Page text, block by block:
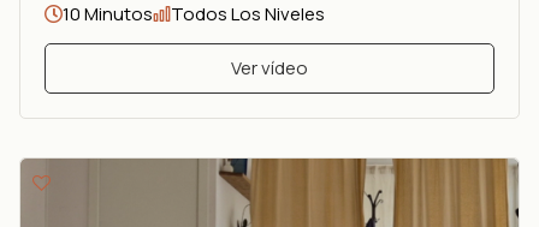
10 Minutos
Todos Los Niveles
Ver vídeo